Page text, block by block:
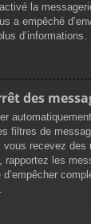
la
a empêché
d’informations.
des
filtres de
recevez des
rapportez les